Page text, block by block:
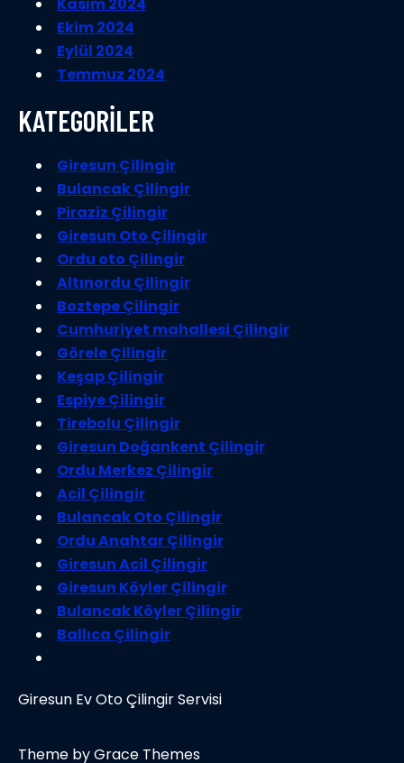
Kasım 2024
Ekim 2024
Eylül 2024
Temmuz 2024
KATEGORİLER
Giresun Çilingir
Bulancak Çilingir
Piraziz Çilingir
Giresun Oto Çilingir
Ordu oto Çilingir
Altınordu Çilingir
Boztepe Çilingir
Cumhuriyet mahallesi Çilingir
Görele Çilingir
Keşap Çilingir
Espiye Çilingir
Tirebolu Çilingir
Giresun Doğankent Çilingir
Ordu Merkez Çilingir
Acil Çilingir
Bulancak Oto Çilingir
Ordu Anahtar Çilingir
Giresun Acil Çilingir
Giresun Köyler Çilingir
Bulancak Köyler Çilingir
Ballıca Çilingir
Giresun Ev Oto Çilingir Servisi
Theme by Grace Themes